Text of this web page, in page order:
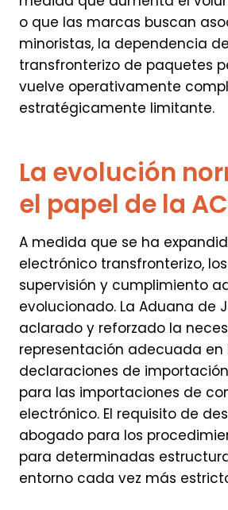
o que las marcas buscan
minoristas, la dependencia
transfronterizo de paquetes
vuelve operativamente
estratégicamente limitante.
La evolución
el papel de la
A medida que se ha
electrónico transfronterizo,
supervisión y cumplimiento
evolucionado. La Aduana de
aclarado y reforzado la
representación adecuada en
declaraciones de
para las importaciones de
electrónico. El requisito de
abogado para los
para determinadas
entorno cada vez más